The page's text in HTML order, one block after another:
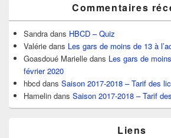
Commentaires
Sandra dans HBCD – Quiz
Valérie dans Les gars de moins de 13 à
Goasdoué Marielle dans Les gars de
février 2020
hbcd dans Saison 2017-2018 – Tarif des
Hamelin dans Saison 2017-2018 – Tarif
Liens